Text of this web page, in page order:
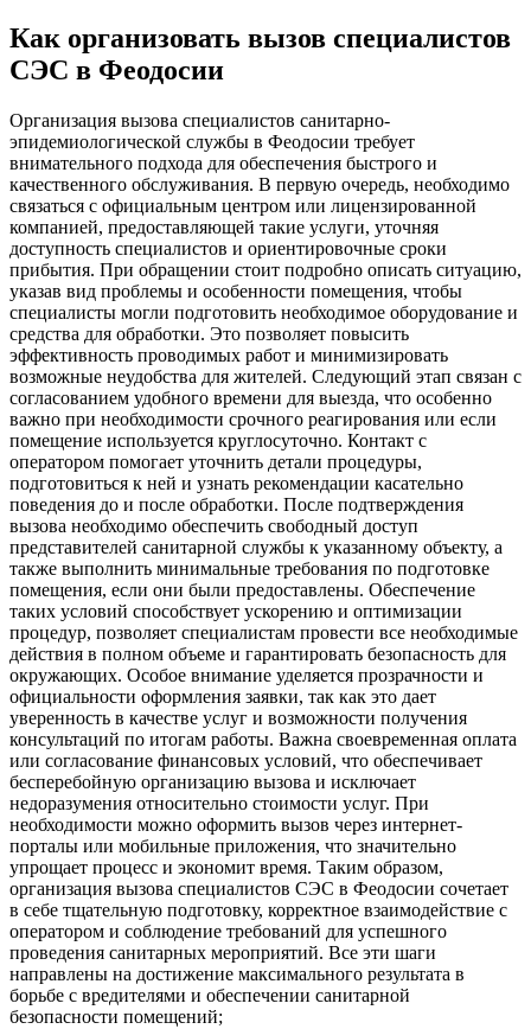
Как организовать вызов специалистов
СЭС в Феодосии
Организация вызова специалистов санитарно-
эпидемиологической службы в Феодосии требует
внимательного подхода для обеспечения быстрого и
качественного обслуживания. В первую очередь, необходимо
связаться с официальным центром или лицензированной
компанией, предоставляющей такие услуги, уточняя
доступность специалистов и ориентировочные сроки
прибытия. При обращении стоит подробно описать ситуацию,
указав вид проблемы и особенности помещения, чтобы
специалисты могли подготовить необходимое оборудование и
средства для обработки. Это позволяет повысить
эффективность проводимых работ и минимизировать
возможные неудобства для жителей. Следующий этап связан с
согласованием удобного времени для выезда, что особенно
важно при необходимости срочного реагирования или если
помещение используется круглосуточно. Контакт с
оператором помогает уточнить детали процедуры,
подготовиться к ней и узнать рекомендации касательно
поведения до и после обработки. После подтверждения
вызова необходимо обеспечить свободный доступ
представителей санитарной службы к указанному объекту, а
также выполнить минимальные требования по подготовке
помещения, если они были предоставлены. Обеспечение
таких условий способствует ускорению и оптимизации
процедур, позволяет специалистам провести все необходимые
действия в полном объеме и гарантировать безопасность для
окружающих. Особое внимание уделяется прозрачности и
официальности оформления заявки, так как это дает
уверенность в качестве услуг и возможности получения
консультаций по итогам работы. Важна своевременная оплата
или согласование финансовых условий, что обеспечивает
бесперебойную организацию вызова и исключает
недоразумения относительно стоимости услуг. При
необходимости можно оформить вызов через интернет-
порталы или мобильные приложения, что значительно
упрощает процесс и экономит время. Таким образом,
организация вызова специалистов СЭС в Феодосии сочетает
в себе тщательную подготовку, корректное взаимодействие с
оператором и соблюдение требований для успешного
проведения санитарных мероприятий. Все эти шаги
направлены на достижение максимального результата в
борьбе с вредителями и обеспечении санитарной
безопасности помещений;